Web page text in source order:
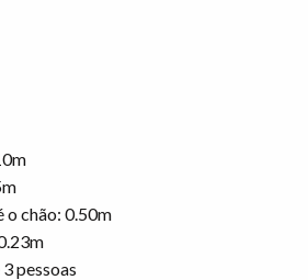
o chão: 0.50m
pessoas